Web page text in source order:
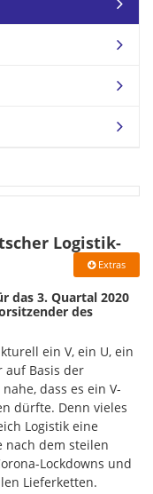
Logistik-
Extras
das 3. Quartal 2020
des
ein V, ein U, ein
auf Basis der
dass es ein V-
dürfte. Denn vieles
Logistik eine
nach dem steilen
Lockdowns und
Lieferketten.